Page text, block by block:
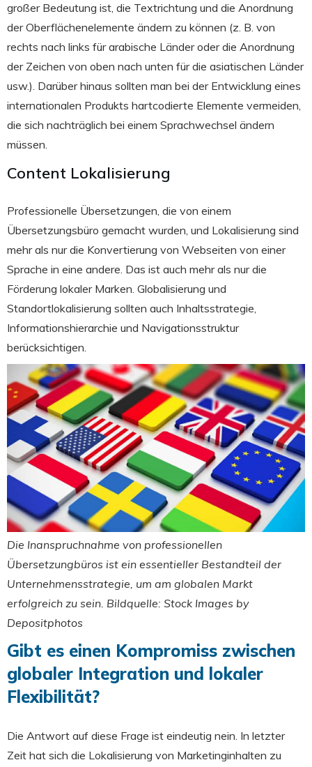
großer Bedeutung ist, die Textrichtung und die Anordnung
der Oberflächenelemente ändern zu können (z. B. von
rechts nach links für arabische Länder oder die Anordnung
der Zeichen von oben nach unten für die asiatischen Länder
usw.). Darüber hinaus sollten man bei der Entwicklung eines
internationalen Produkts hartcodierte Elemente vermeiden,
die sich nachträglich bei einem Sprachwechsel ändern
müssen.
Content Lokalisierung
Professionelle Übersetzungen, die von einem
Übersetzungsbüro gemacht wurden, und Lokalisierung sind
mehr als nur die Konvertierung von Webseiten von einer
Sprache in eine andere. Das ist auch mehr als nur die
Förderung lokaler Marken. Globalisierung und
Standortlokalisierung sollten auch Inhaltsstrategie,
Informationshierarchie und Navigationsstruktur
berücksichtigen.
Die Inanspruchnahme von professionellen
Übersetzungbüros ist ein essentieller Bestandteil der
Unternehmensstrategie, um am globalen Markt
erfolgreich zu sein. Bildquelle: Stock Images by
Depositphotos
Gibt es einen Kompromiss zwischen
globaler Integration und lokaler
Flexibilität?
Die Antwort auf diese Frage ist eindeutig nein. In letzter
Zeit hat sich die Lokalisierung von Marketinginhalten zu